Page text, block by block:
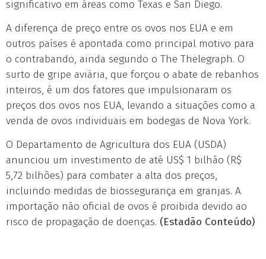
significativo em áreas como Texas e San Diego.
A diferença de preço entre os ovos nos EUA e em
outros países é apontada como principal motivo para
o contrabando, ainda segundo o The Thelegraph. O
surto de gripe aviária, que forçou o abate de rebanhos
inteiros, é um dos fatores que impulsionaram os
preços dos ovos nos EUA, levando a situações como a
venda de ovos individuais em bodegas de Nova York.
O Departamento de Agricultura dos EUA (USDA)
anunciou um investimento de até US$ 1 bilhão (R$
5,72 bilhões) para combater a alta dos preços,
incluindo medidas de biossegurança em granjas. A
importação não oficial de ovos é proibida devido ao
risco de propagação de doenças. (Estadão Conteúdo)